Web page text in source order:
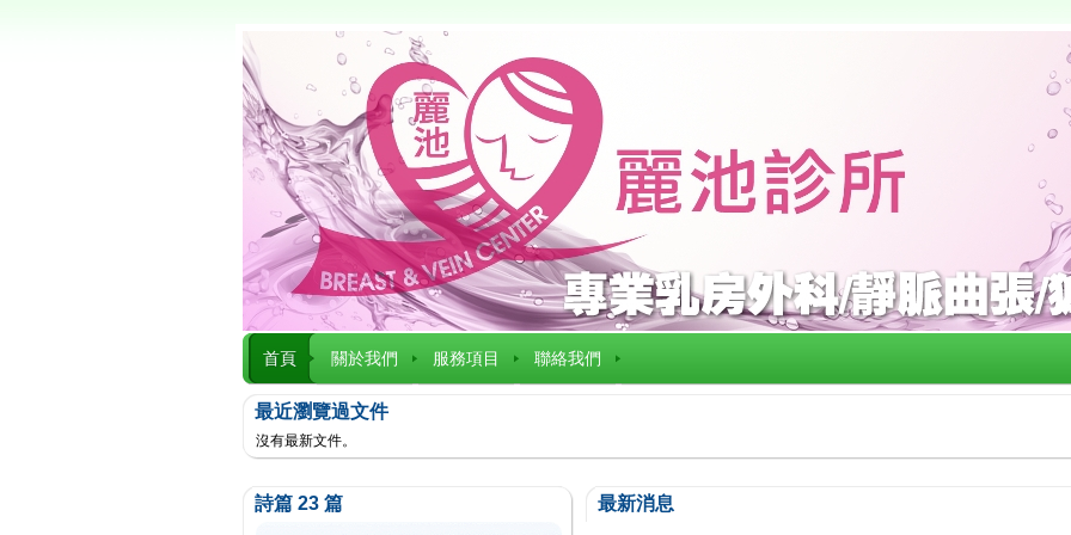
首頁 關於我們 服務項目 聯絡我們
最近瀏覽過文件
沒有最新文件。
詩篇 23 篇 最新消息